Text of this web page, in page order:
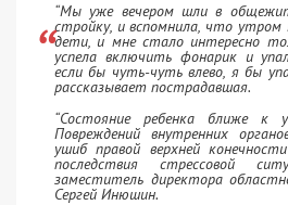
“Мы уже вечером шли в
стройку, и вспомнила, что
дети, и мне стало интересно
успела включить фонарик и
если бы чуть-чуть влево, я бы
рассказывает пострадавшая.
“Состояние ребенка ближе к
Повреждений внутренних
ушиб правой верхней
последствия стрессовой
заместитель директора
Сергей Инюшин.